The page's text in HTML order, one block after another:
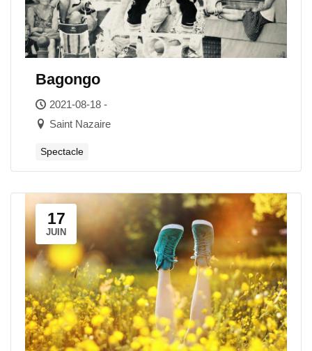
Bagongo
2021-08-18 -
Saint Nazaire
Spectacle
17
JUIN